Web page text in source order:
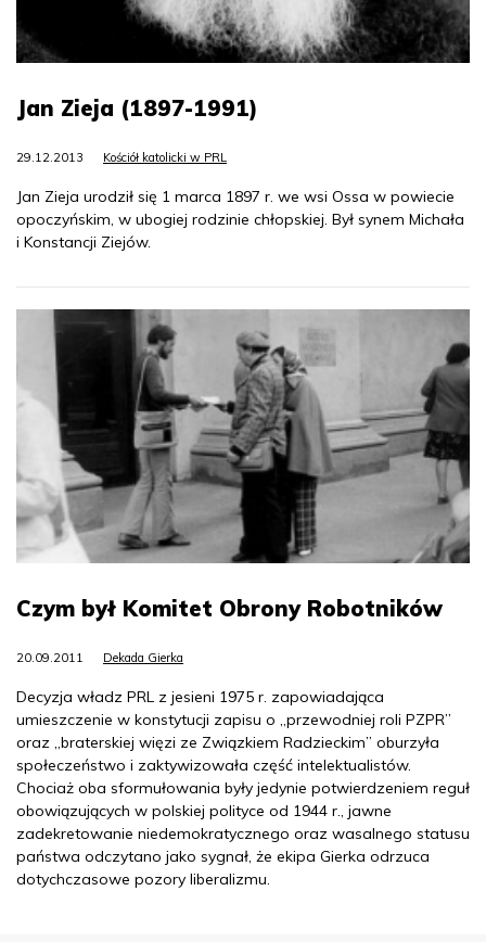
Jan Zieja (1897-1991)
29.12.2013 Kościół katolicki w PRL
Jan Zieja urodził się 1 marca 1897 r. we wsi Ossa w powiecie
opoczyńskim, w ubogiej rodzinie chłopskiej. Był synem Michała
i Konstancji Ziejów.
Czym był Komitet Obrony Robotników
20.09.2011 Dekada Gierka
Decyzja władz PRL z jesieni 1975 r. zapowiadająca
umieszczenie w konstytucji zapisu o „przewodniej roli PZPR”
oraz „braterskiej więzi ze Związkiem Radzieckim” oburzyła
społeczeństwo i zaktywizowała część intelektualistów.
Chociaż oba sformułowania były jedynie potwierdzeniem reguł
obowiązujących w polskiej polityce od 1944 r., jawne
zadekretowanie niedemokratycznego oraz wasalnego statusu
państwa odczytano jako sygnał, że ekipa Gierka odrzuca
dotychczasowe pozory liberalizmu.